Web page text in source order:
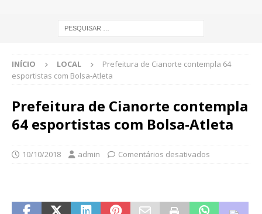
INÍCIO LOCAL
Prefeitura de Cianorte contempla 64
esportistas com Bolsa-Atleta
Prefeitura de Cianorte contempla
64 esportistas com Bolsa-Atleta
10/10/2018 admin Comentários desativados